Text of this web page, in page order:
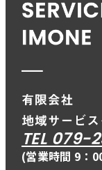
TEL
(営業時間 9：